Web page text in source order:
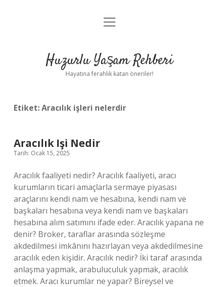
Anasayfa
Yasal Uyarı
menüyü
Huzurlu Yaşam Rehberi
Hayatına ferahlık katan öneriler!
Etiket:Aracılık işleri nelerdir
Aracılık Işi Nedir
Tarih: Ocak 15, 2025
Aracılık faaliyeti nedir? Aracılık faaliyeti, aracı
kurumların ticari amaçlarla sermaye piyasası
araçlarını kendi nam ve hesabına, kendi nam ve
başkaları hesabına veya kendi nam ve başkaları
hesabına alım satımını ifade eder. Aracılık yapana ne
denir? Broker, taraflar arasında sözleşme
akdedilmesi imkânını hazırlayan veya akdedilmesine
aracılık eden kişidir. Aracılık nedir? İki taraf arasında
anlaşma yapmak, arabuluculuk yapmak, aracılık
etmek. Aracı kurumlar ne yapar? Bireysel ve